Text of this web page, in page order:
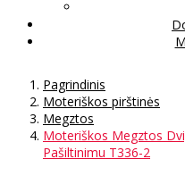
Pagrindinis
Moteriškos pirštinės
Megztos
Moteriškos Megztos
Pašiltinimu T336-2